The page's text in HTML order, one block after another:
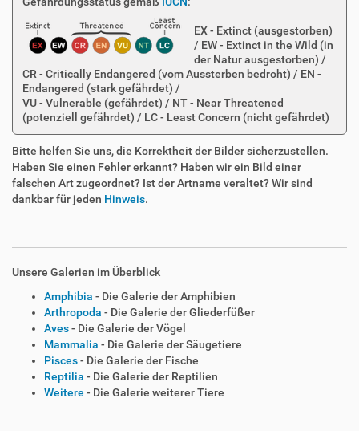
EX - Extinct (ausgestorben)
/ EW - Extinct in the Wild (in
der Natur ausgestorben) /
CR - Critically Endangered (vom Aussterben bedroht) / EN -
Endangered (stark gefährdet) /
VU - Vulnerable (gefährdet) / NT - Near Threatened
(potenziell gefährdet) / LC - Least Concern (nicht gefährdet)
Bitte helfen Sie uns, die Korrektheit der Bilder sicherzustellen.
Haben Sie einen Fehler erkannt? Haben wir ein Bild einer
falschen Art zugeordnet? Ist der Artname veraltet? Wir sind
dankbar für jeden Hinweis.
Unsere Galerien im Überblick
Amphibia - Die Galerie der Amphibien
Arthropoda - Die Galerie der Gliederfüßer
Aves- Die Galerie der Vögel
Mammalia - Die Galerie der Säugetiere
Pisces- Die Galerie der Fische
Reptilia - Die Galerie der Reptilien
Weitere - Die Galerie weiterer Tiere